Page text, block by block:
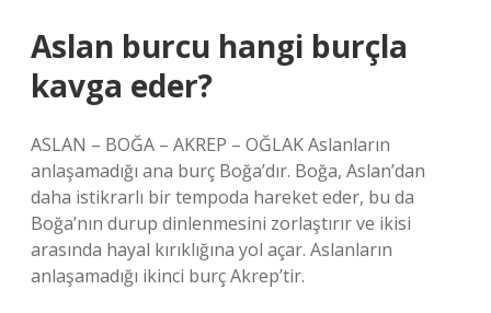
Aslan burcu hangi burçla
kavga eder?
ASLAN – BOĞA – AKREP – OĞLAK Aslanların
anlaşamadığı ana burç Boğa’dır. Boğa, Aslan’dan
daha istikrarlı bir tempoda hareket eder, bu da
Boğa’nın durup dinlenmesini zorlaştırır ve ikisi
arasında hayal kırıklığına yol açar. Aslanların
anlaşamadığı ikinci burç Akrep’tir.